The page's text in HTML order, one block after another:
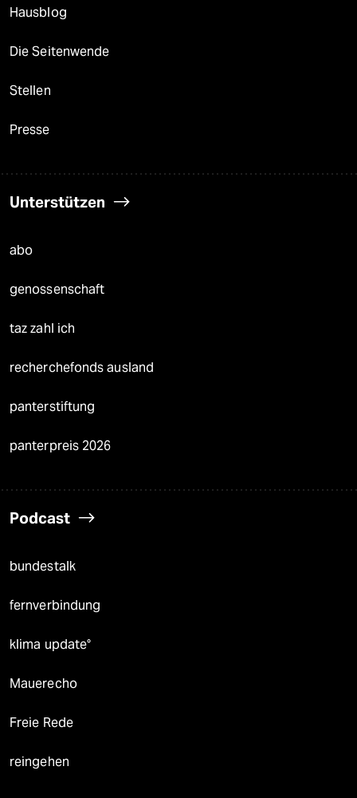
Hausblog
Die Seitenwende
Stellen
Presse
Unterstützen
abo
genossenschaft
taz zahl ich
recherchefonds ausland
panterstiftung
panterpreis 2026
Podcast
bundestalk
fernverbindung
klima update°
Mauerecho
Freie Rede
reingehen